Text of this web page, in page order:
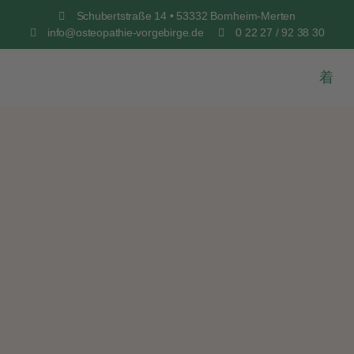
Schubertstraße 14 • 53332 Bornheim-Merten
info@osteopathie-vorgebirge.de
0 22 27 / 92 38 30